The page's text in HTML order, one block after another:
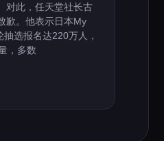
对此，任天堂社长古
歉。他表示日本My
选报名达220万人，
，多数